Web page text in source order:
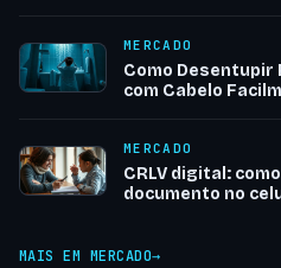
MERCADO
Como Desentupir
com Cabelo
MERCADO
CRLV digital:
documento no
MAIS EM MERCADO